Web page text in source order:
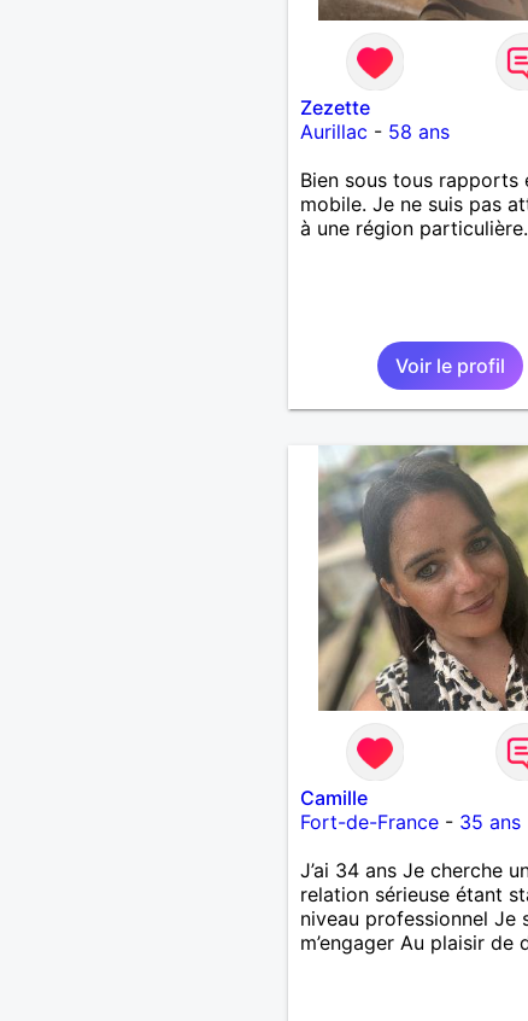
Zezette
Aurillac - 58 ans
Bien sous tous rapports
mobile. Je ne suis pas
à une région particulière.
Voir le profil
Camille
Fort-de-France- 35 ans
J’ai 34 ans Je cherche
relation sérieuse étant
niveau professionnel Je
m’engager Au plaisir de